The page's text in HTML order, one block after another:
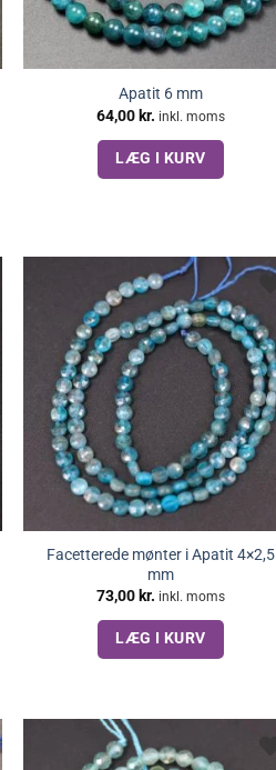
Apatit 6 mm
64,00 kr. inkl. moms
LÆG I KURV
Facetterede mønter i Apatit 4×2,5
mm
73,00 kr. inkl. moms
LÆG I KURV